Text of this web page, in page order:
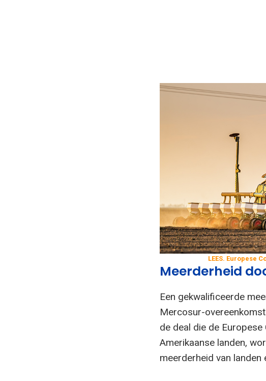
LEES. Europese
Meerderheid
Een gekwalificeerde
Mercosur-
de deal die de
Amerikaanse landen,
meerderheid van landen